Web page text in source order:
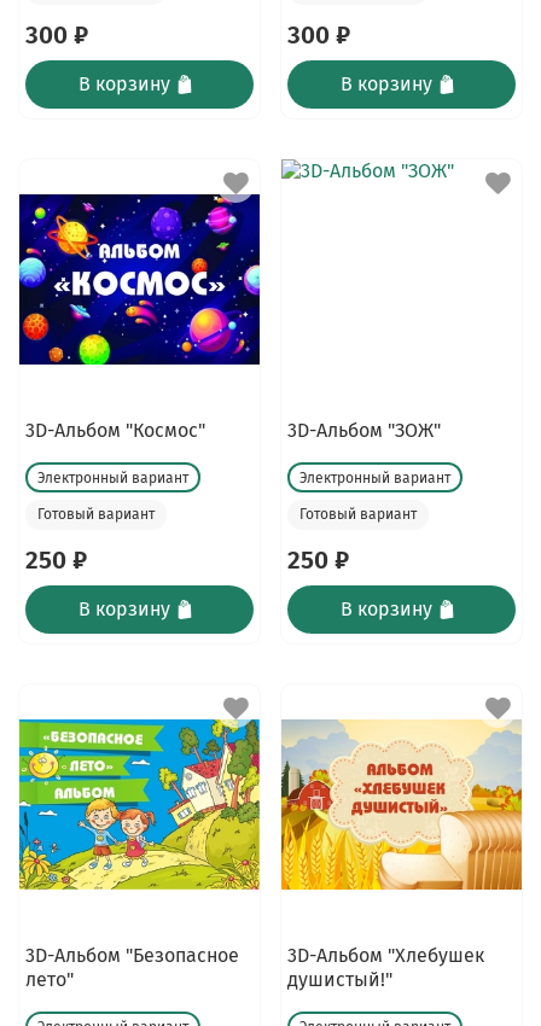
300 ₽
В корзину
300 ₽
В корзину
3D-Альбом "Космос"
Электронный вариант
Готовый вариант
250 ₽
В корзину
3D-Альбом "ЗОЖ"
Электронный вариант
Готовый вариант
250 ₽
В корзину
3D-Альбом "Безопасное
лето"
3D-Альбом "Хлебушек
душистый!"